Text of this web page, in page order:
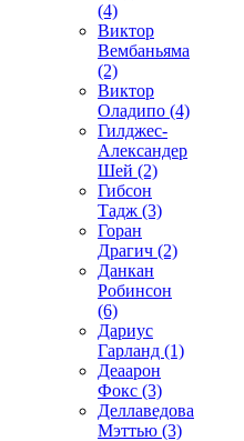
(4)
Виктор
Вембаньяма
(2)
Виктор
Оладипо (4)
Гилджес-
Александер
Шей (2)
Гибсон
Тадж (3)
Горан
Драгич (2)
Данкан
Робинсон
(6)
Дариус
Гарланд (1)
Деаарон
Фокс (3)
Деллаведова
Мэттью (3)